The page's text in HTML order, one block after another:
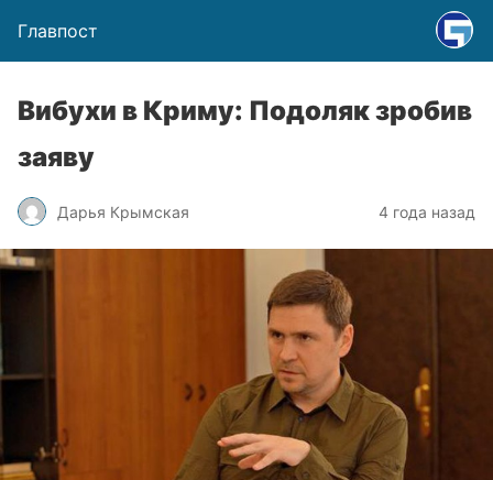
Главпост
Вибухи в Криму: Подоляк зробив
заяву
Дарья Крымская 4 года назад